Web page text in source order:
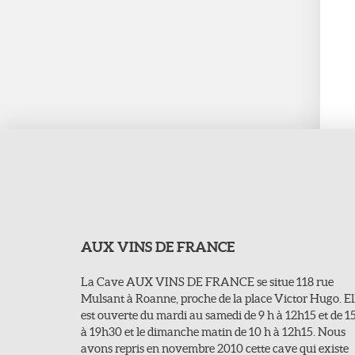
AUX VINS DE FRANCE
La Cave AUX VINS DE FRANCE se situe 118 rue
Mulsant à Roanne, proche de la place Victor Hugo.
est ouverte du mardi au samedi de 9 h à 12h15 et de
à 19h30 et le dimanche matin de 10 h à 12h15. Nous
avons repris en novembre 2010 cette cave qui existe